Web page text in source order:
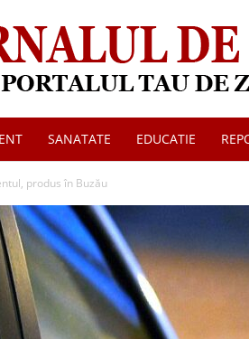
Jurnalul
SANATATE EDUCATIE
produs în Buzău